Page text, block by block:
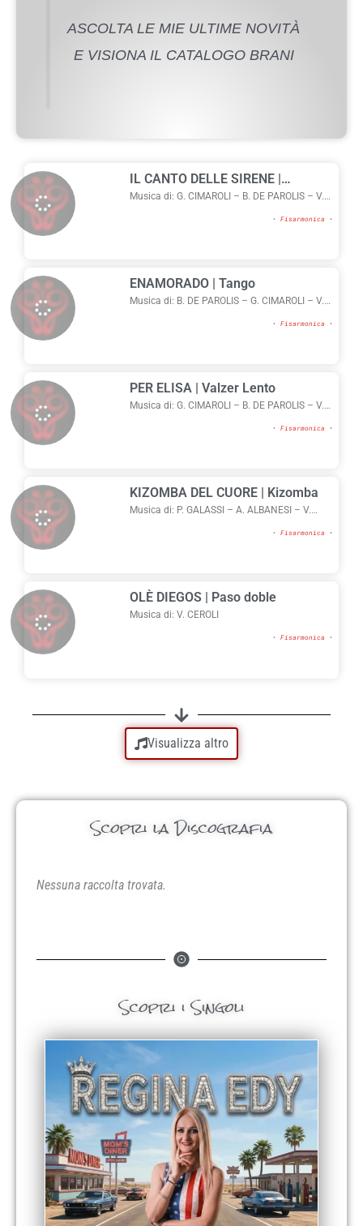
ASCOLTA LE MIE ULTIME NOVITÀ
E VISIONA IL CATALOGO BRANI
IL CANTO DELLE SIRENE |
Sirtacumbia
Musica di: G. CIMAROLI – B. DE PAROLIS – V.
•Fisarmonica •
ENAMORADO | Tango
Musica di: B. DE PAROLIS – G. CIMAROLI – V.
•Fisarmonica •
PER ELISA | Valzer Lento
Musica di: G. CIMAROLI – B. DE PAROLIS – V.
•Fisarmonica •
KIZOMBA DEL CUORE | Kizomba
Musica di: P. GALASSI – A. ALBANESI – V.
•Fisarmonica •
OLÈ DIEGOS | Paso doble
Musica di: V. CEROLI
•Fisarmonica •
Visualizza altro
Scopri la Discografia
Nessuna raccolta trovata.
Scopri i Singoli